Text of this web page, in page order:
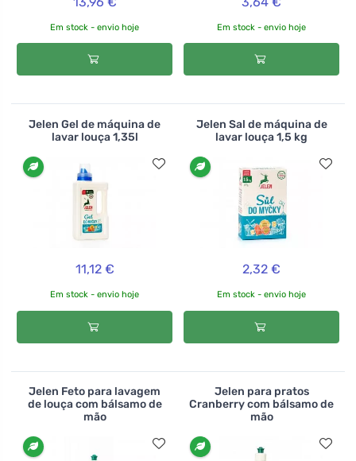
Em stock - envio hoje Em stock - envio hoje
Jelen Gel de máquina de
lavar louça 1,35l
11,12 €
Em stock - envio hoje
Jelen Sal de máquina de
lavar louça 1,5 kg
2,32 €
Em stock - envio hoje
Jelen Feto para lavagem
de louça com bálsamo de
mão
Jelen para pratos
Cranberry com bálsamo de
mão